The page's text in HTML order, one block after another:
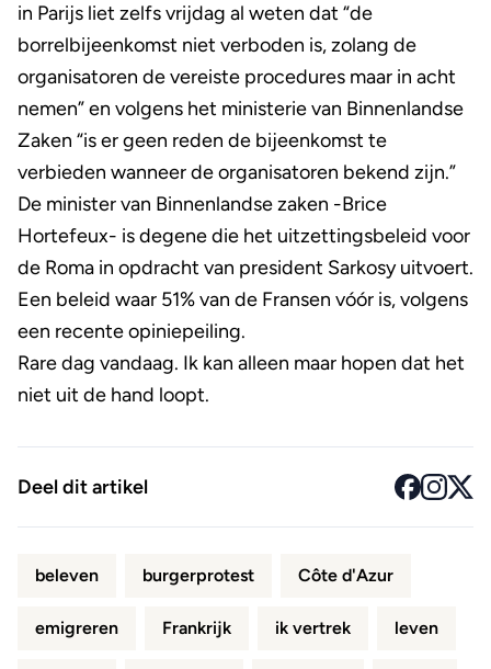
in Parijs liet zelfs vrijdag al weten dat “de
borrelbijeenkomst niet verboden is, zolang de
organisatoren de vereiste procedures maar in acht
nemen” en volgens het ministerie van Binnenlandse
Zaken “is er geen reden de bijeenkomst te
verbieden wanneer de organisatoren bekend zijn.”
De minister van Binnenlandse zaken -Brice
Hortefeux- is degene die het uitzettingsbeleid voor
de Roma in opdracht van president Sarkosy uitvoert.
Een beleid waar 51% van de Fransen vóór is, volgens
een recente opiniepeiling.
Rare dag vandaag. Ik kan alleen maar hopen dat het
niet uit de hand loopt.
Deel dit artikel
beleven burgerprotest Côte d'Azur
emigreren Frankrijk ik vertrek leven